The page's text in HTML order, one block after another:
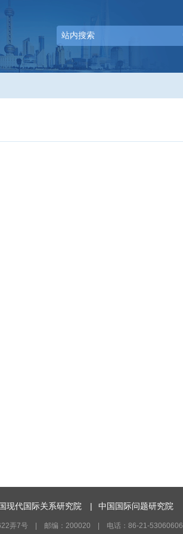
现代国际关系研究院 | 中国国际问题研究院
622弄7号 | 邮编：200020 | 电话：86-21-53060606